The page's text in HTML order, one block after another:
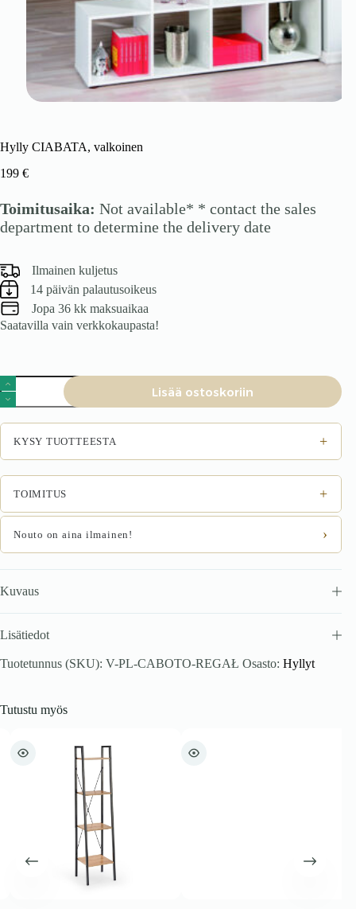
Hylly CIABATA, valkoinen
199 €
Toimitusaika: Not available* * contact the sales
department to determine the delivery date
Ilmainen kuljetus
14 päivän palautusoikeus
Jopa 36 kk maksuaikaa
Saatavilla vain verkkokaupasta!
Hylly
CIABATA,
valkoinen
määrä
Lisää ostoskoriin
KYSY TUOTTEESTA +
TOIMITUS +
Nouto on aina ilmainen! ›
Kuvaus
Lisätiedot
Tuotetunnus (SKU): V-PL-CABOTO-REGAŁ Osasto: Hyllyt
Tutustu myös